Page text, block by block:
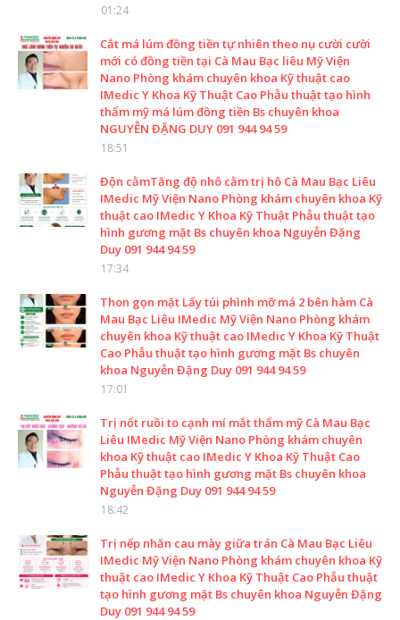
01:24
Cắt má lúm đồng tiền tự nhiên theo nụ cười cười
mới có đồng tiền tại Cà Mau Bạc liêu Mỹ Viện
Nano Phòng khám chuyên khoa Kỹ thuật cao
IMedic Y Khoa Kỹ Thuật Cao Phẫu thuật tạo hình
thẩm mỹ má lúm đồng tiền Bs chuyên khoa
NGUYỄN ĐẶNG DUY 091 944 94 59
18:51
Độn cằmTăng độ nhô cằm trị hô Cà Mau Bạc Liêu
IMedic Mỹ Viện Nano Phòng khám chuyên khoa Kỹ
thuật cao IMedic Y Khoa Kỹ Thuật Phẫu thuật tạo
hình gương mặt Bs chuyên khoa Nguyễn Đặng
Duy 091 944 94 59
17:34
Thon gọn mặt Lấy túi phình mỡ má 2 bên hàm Cà
Mau Bạc Liêu IMedic Mỹ Viện Nano Phòng khám
chuyên khoa Kỹ thuật cao IMedic Y Khoa Kỹ Thuật
Cao Phẫu thuật tạo hình gương mặt Bs chuyên
khoa Nguyễn Đặng Duy 091 944 94 59
17:01
Trị nốt ruồi to cạnh mí mắt thẩm mỹ Cà Mau Bạc
Liêu IMedic Mỹ Viện Nano Phòng khám chuyên
khoa Kỹ thuật cao IMedic Y Khoa Kỹ Thuật Cao
Phẫu thuật tạo hình gương mặt Bs chuyên khoa
Nguyễn Đặng Duy 091 944 94 59
18:42
Trị nếp nhăn cau mày giữa trán Cà Mau Bạc Liêu
IMedic Mỹ Viện Nano Phòng khám chuyên khoa Kỹ
thuật cao IMedic Y Khoa Kỹ Thuật Cao Phẫu thuật
tạo hình gương mặt Bs chuyên khoa Nguyễn Đặng
Duy 091 944 94 59